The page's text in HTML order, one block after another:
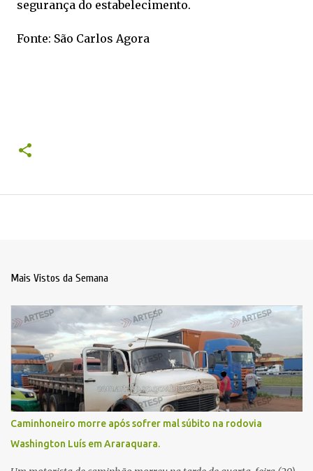
segurança do estabelecimento.
Fonte: São Carlos Agora
Mais Vistos da Semana
Caminhoneiro morre após sofrer mal súbito na rodovia
Washington Luís em Araraquara.